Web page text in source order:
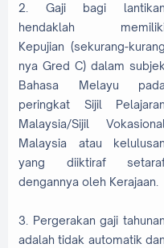
2. Gaji bagi lantikan
hendaklah
Kepujian (sekurang-kurang
nya Gred C) dalam subjek
Bahasa Melayu pada
peringkat Sijil Pelajaran
Malaysia/Sijil Vokasional
Malaysia atau kelulusan
yang diiktiraf
dengannya oleh Kerajaan.
3. Pergerakan gaji tahunan
adalah tidak automatik dan